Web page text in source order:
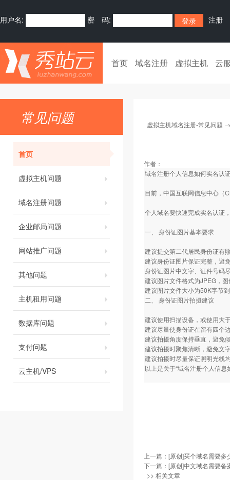
用户名: 密 码: 注册
首页 域名注册 虚拟主机 云
常见问题
首页
虚拟主机问题
域名注册问题
企业邮局问题
网站推广问题
其他问题
主机租用问题
数据库问题
支付问题
云主机/VPS
虚拟主机域名注册-常见问题
作者：
域名注册个人信息如何实名认
目前，中国互联网信息中心（
个人域名要快速完成实名认证
一、 身份证图片基本要求
建议提交第二代居民身份证有
建议身份证图片保证完整，避
身份证图片中文字、证件号码
建议图片文件格式为JPEG，
建议图片文件大小为50K字节
二、 身份证图片拍摄建议
建议使用扫描设备，或使用大
建议尽量使身份证在留有四个
建议拍摄角度保持垂直，避免
建议拍摄时聚焦清晰，避免文
建议拍摄时尽量保证照明光线
以上是关于“域名注册个人信
上一篇： [原创]买个域名需要多
下一篇： [原创]中文域名需要备
>> 相关文章